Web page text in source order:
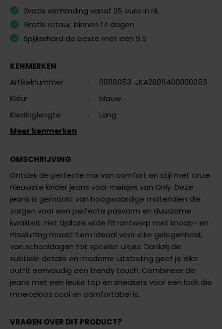
Gratis verzending vanaf 25 euro in NL
Gratis retour, binnen 14 dagen
Spijkerhard de beste met een 9.5
KENMERKEN
Artikelnummer
:
00116053-EKA26011400000053
Kleur
:
blauw
Kledinglengte
:
Lang
Meer kenmerken
OMSCHRIJVING
Ontdek de perfecte mix van comfort en stijl met onze
nieuwste kinder jeans voor meisjes van Only. Deze
jeans is gemaakt van hoogwaardige materialen die
zorgen voor een perfecte pasvorm en duurzame
kwaliteit. Het tijdloze wide fit-ontwerp met knoop- en
ritssluiting maakt hem ideaal voor elke gelegenheid,
van schooldagen tot speelse uitjes. Dankzij de
subtiele details en moderne uitstraling geef je elke
outfit eenvoudig een trendy touch. Combineer de
jeans met een leuke top en sneakers voor een look die
moeiteloos cool en comfortabel is.
VRAGEN OVER DIT PRODUCT?